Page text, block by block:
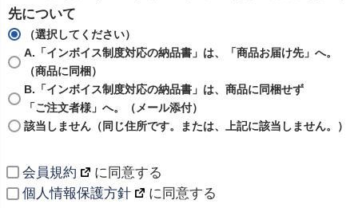
先について
（選択してください）
A.「インボイス制度対応の納品書」は、「商品お届け先」へ。
（商品に同梱）
B.「インボイス制度対応の納品書」は、商品に同梱せず
「ご注文者様」へ。（メール添付）
該当しません（同じ住所です。または、上記に該当しません。）
会員規約
に同意する
個人情報保護方針
に同意する